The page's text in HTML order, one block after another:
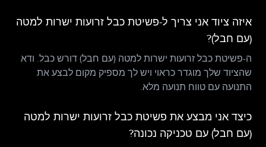
איזה ציוד אני צריך ל-פשיטת כבל זרועות ישרות למטה
(עם חבל)?
ה-פשיטת כבל זרועות ישרות למטה (עם חבל) דורש כבל. ודא
שהציוד שלך מוגדר כראוי ויש לך מספיק מקום לבצע את
התנועה עם טווח תנועה מלא.
כיצד אני מבצע את פשיטת כבל זרועות ישרות למטה
(עם חבל) עם טכניקה נכונה?